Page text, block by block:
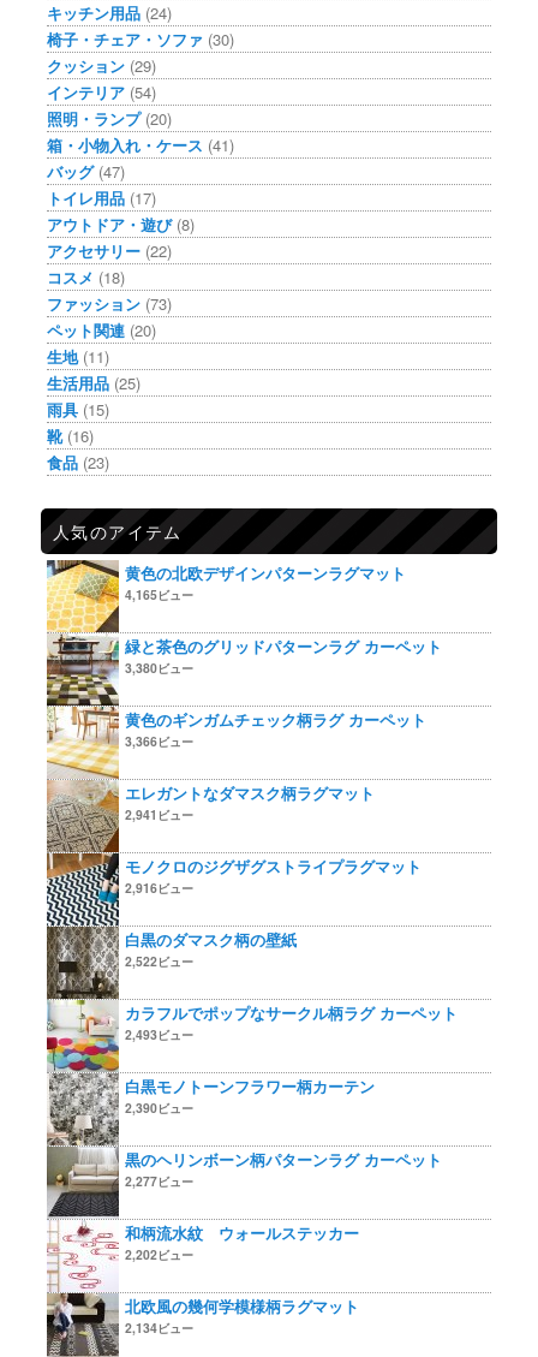
キッチン用品 (24)
椅子・チェア・ソファ (30)
クッション (29)
インテリア (54)
照明・ランプ(20)
箱・小物入れ・ケース (41)
バッグ(47)
トイレ用品 (17)
アウトドア・遊び(8)
アクセサリー (22)
コスメ (18)
ファッション (73)
ペット関連 (20)
生地(11)
生活用品 (25)
雨具 (15)
靴(16)
食品 (23)
人気のアイテム
黄色の北欧デザインパターンラグマット
4,165ビュー
緑と茶色のグリッドパターンラグ カーペット
3,380ビュー
黄色のギンガムチェック柄ラグ カーペット
3,366ビュー
エレガントなダマスク柄ラグマット
2,941ビュー
モノクロのジグザグストライプラグマット
2,916ビュー
白黒のダマスク柄の壁紙
2,522ビュー
カラフルでポップなサークル柄ラグ カーペット
2,493ビュー
白黒モノトーンフラワー柄カーテン
2,390ビュー
黒のヘリンボーン柄パターンラグ カーペット
2,277ビュー
和柄流水紋 ウォールステッカー
2,202ビュー
北欧風の幾何学模様柄ラグマット
2,134ビュー